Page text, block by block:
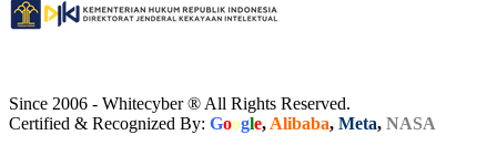
Since 2006 - Whitecyber ® All Rights Reserved.
Certified & Recognized By: Google, Alibaba, Meta, NASA